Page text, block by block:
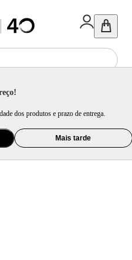
dos produtos e prazo de entrega.
Mais tarde
de Pó